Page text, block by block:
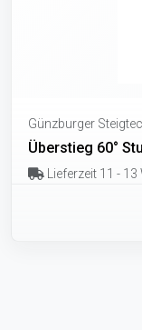
Günzburger
Überstieg 60°
Lieferzeit 11 - 13